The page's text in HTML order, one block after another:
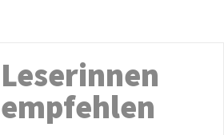
Leserinnen
empfehlen